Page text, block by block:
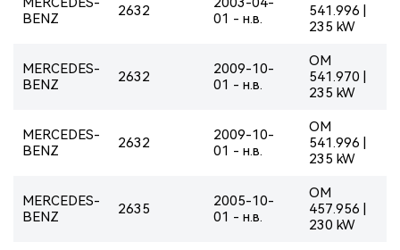
BENZ
2632
01 - н.в.
541.996 |
235 kW
MERCEDES-
BENZ
2632
2009-10-
01 - н.в.
OM
541.970 |
235 kW
MERCEDES-
BENZ
2632
2009-10-
01 - н.в.
OM
541.996 |
235 kW
MERCEDES-
BENZ
2635
2005-10-
01 - н.в.
OM
457.956 |
230 kW